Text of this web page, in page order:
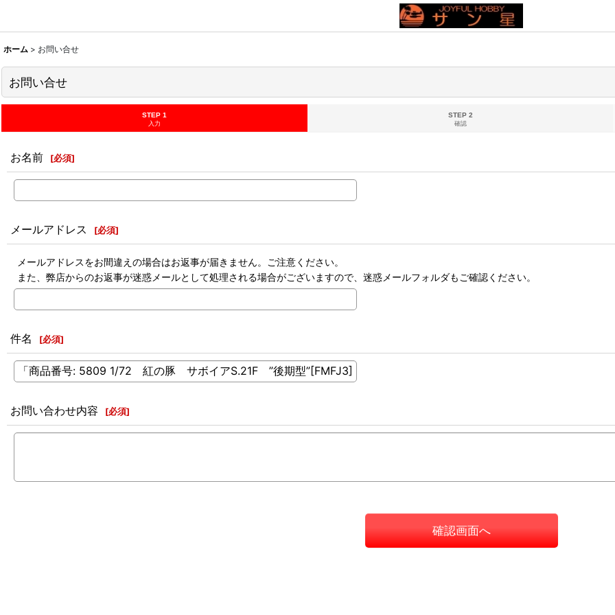
ホーム > お問い合せ
お問い合せ
STEP 1
入力
STEP 2
確認
お名前 [必須]
メールアドレス [必須]
メールアドレスをお間違えの場合はお返事が届きません。ご注意ください。
また、弊店からのお返事が迷惑メールとして処理される場合がございますので、迷惑メールフォルダもご確認ください。
件名 [必須]
お問い合わせ内容 [必須]
確認画面へ